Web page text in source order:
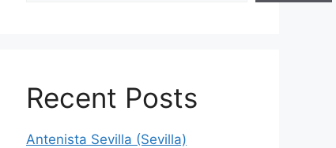
Recent Posts
Antenista Sevilla (Sevilla)